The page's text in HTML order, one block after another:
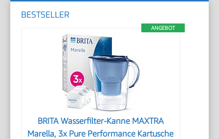
BESTSELLER
ANGEBOT
BRITA Wasserfilter-Kanne MAXTRA
Marella, 3x Pure Performance Kartusche